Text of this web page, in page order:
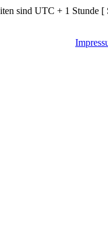
sind UTC + 1 Stunde [